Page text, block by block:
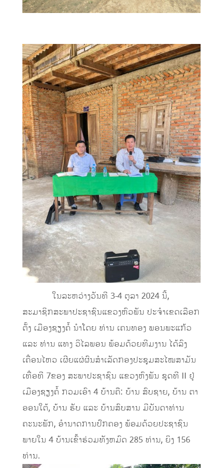
ໃນລະຫວ່າງວັນທີ 3-4 ຕຸລາ 2024 ນີ້,
ສະມາຊິກສະພາປະຊາຊົນແຂວງຫົວພັນ ປະຈຳເຂດເລືອກ
ຕັ້ງ ເມືອງຊຽງຄໍ້ ນໍາໂດຍ ທ່ານ ເຄນທອງ ພອນພະແກ້ວ
ແລະ ທ່ານ ແທງ ວິໄລພອນ ພ້ອມດ້ວຍທີມງານ ໄດ້ລົງ
ເຄື່ອນໄຫວ ເຜີຍແຜ່ຜົນສໍາເລັດກອງປະຊຸມສະໄໝສາມັນ
ເທື່ອທີ 7ຂອງ ສະພາປະຊາຊົນ ແຂວງຫົງພັນ ຊຸດທີ II ຢູ່
ເມືອງຊຽງຄໍ້ ກວມເອົາ 4 ບ້ານຄື: ບ້ານ ສົບຊາຍ, ບ້ານ ຕາ
ອອນໃຕ້, ບ້ານ ຮັບ ແລະ ບ້ານສົບສານ ມີບັນດາທ່ານ
ຄະນະພັກ, ອໍານາດການປົກຄອງ ພ້ອມດ້ວຍປະຊາຊົນ
ພາຍໃນ 4 ບ້ານເຂົ້າຮ່ວມທັງຫມົດ 285 ທ່ານ, ຍິງ 156
ທ່ານ.